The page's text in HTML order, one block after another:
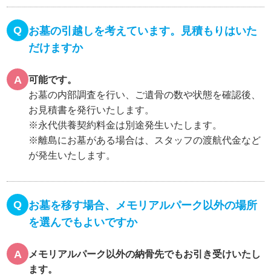
Q お墓の引越しを考えています。見積もりはいた
だけますか
A
可能です。
お墓の内部調査を行い、ご遺骨の数や状態を確認後、
お見積書を発行いたします。
※永代供養契約料金は別途発生いたします。
※離島にお墓がある場合は、スタッフの渡航代金など
が発生いたします。
Q お墓を移す場合、メモリアルパーク以外の場所
を選んでもよいですか
A
メモリアルパーク以外の納骨先でもお引き受けいたし
ます。